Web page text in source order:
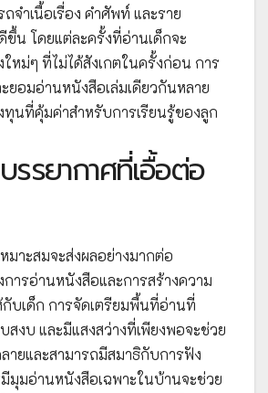
จำเนื้อเรื่อง คำศัพท์ และราย
ขึ้น โดยแต่ละครั้งที่อ่านเด็กจะ
หม่ๆ ที่ไม่ได้สังเกตในครั้งก่อน การ
อมอ่านหนังสือเล่มเดียวกันหลาย
ทุนที่คุ้มค่าสำหรับการเรียนรู้ของลูก
รรยากาศที่เอื้อต่อ
มาะสมจะส่งผลอย่างมากต่อ
ารอ่านหนังสือและการสร้างความ
บเด็ก การจัดเตรียมพื้นที่อ่านที่
สงบ และมีแสงสว่างที่เพียงพอจะช่วย
ายและสามารถมีสมาธิกับการฟัง
มุมอ่านหนังสือเฉพาะในบ้านจะช่วย